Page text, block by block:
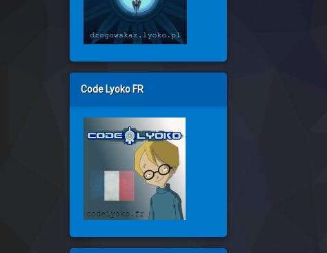
Code Lyoko FR